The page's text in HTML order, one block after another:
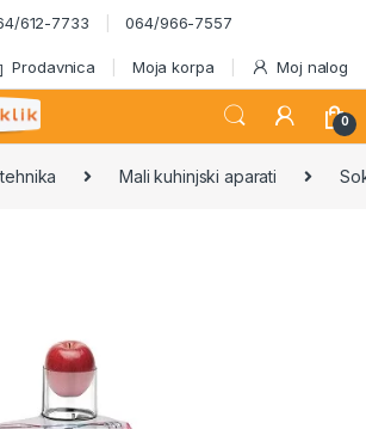
612-7733 064/966-7557
Prodavnica Moja korpa Moj nalog
0
Mali kuhinjski aparati